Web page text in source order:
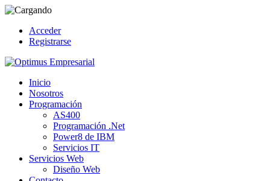
Acceder
Registrarse
Inicio
Nosotros
Programación
AS400
Programación .Net
Power8 de IBM
Servicios IT
Servicios Web
Diseño Web